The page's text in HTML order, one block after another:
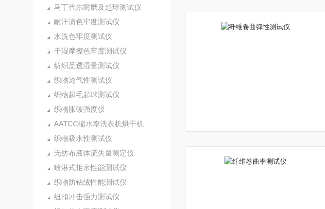
马丁代尔耐磨及起球测试仪
耐汗渍色牢度测试仪
水洗色牢度测试仪
干湿摩擦色牢度测试仪
纺织品透湿量测试仪
织物透气性测试仪
织物起毛起球测试仪
织物胀破强度仪
AATCC缩水率洗衣机烘干机
织物吸水性测试仪
无纺布液体流失量测定仪
喷淋式拒水性能测试仪
织物防钻绒性能测试仪
纽扣冲击强力测试仪